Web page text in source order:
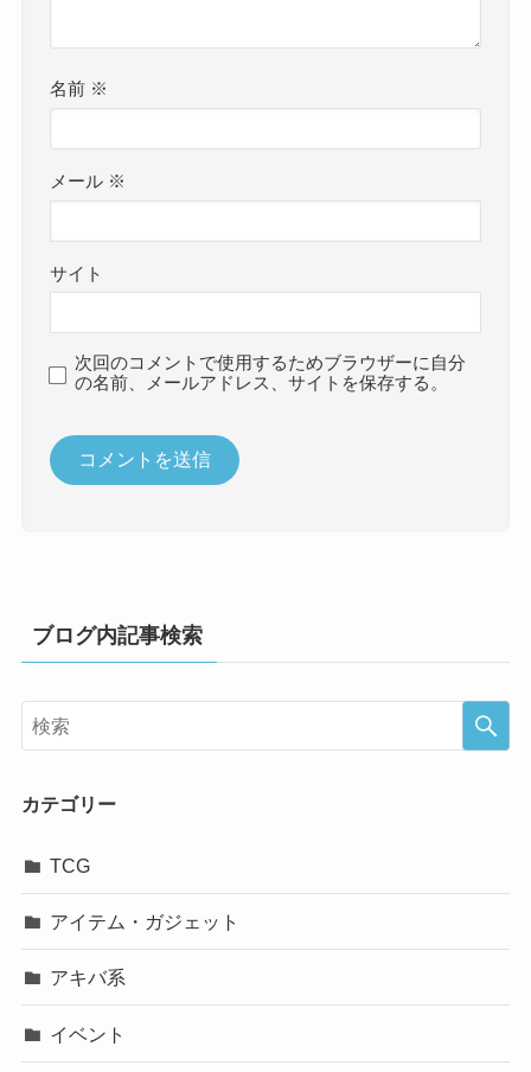
名前 ※
メール ※
サイト
次回のコメントで使用するためブラウザーに自分
の名前、メールアドレス、サイトを保存する。
ブログ内記事検索
カテゴリー
TCG
アイテム・ガジェット
アキバ系
イベント